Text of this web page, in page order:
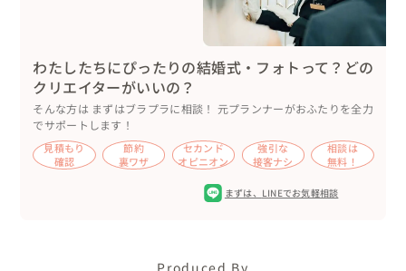
わたしたちにぴったりの結婚式・フォトって？どの
クリエイターがいいの？
そんな方は まずはブラプラに相談！ 元プランナーがおふたりを全力
でサポートします！
見積もり
確認
節約
裏ワザ
セカンド
オピニオン
強引な
接客ナシ
相談は
無料！
まずは、 LINEでお気軽相談
Produced By